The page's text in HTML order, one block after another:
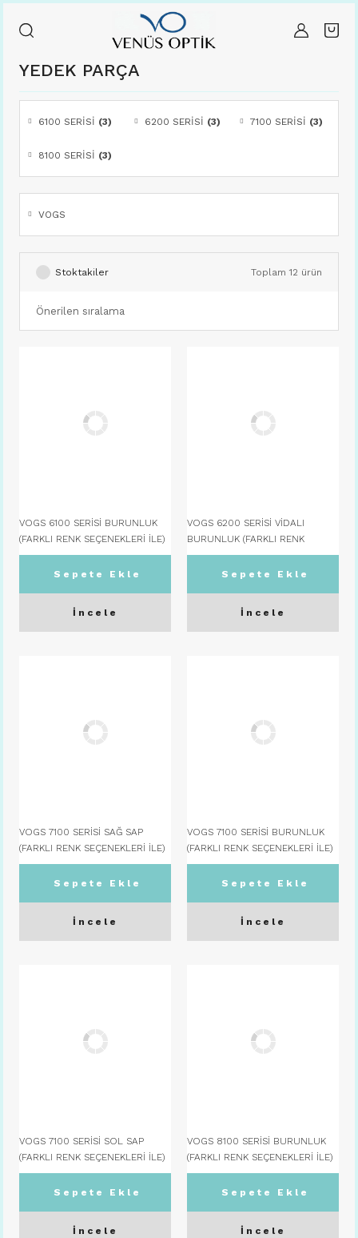
YEDEK PARÇA
6100 SERİSİ (3) 6200 SERİSİ (3) 7100 SERİSİ (3)
8100 SERİSİ (3)
VOGS
Stoktakiler Toplam 12 ürün
VOGS 6100 SERİSİ BURUNLUK
(FARKLI RENK SEÇENEKLERİ İLE)
C11 GÜL KURUSU
Sepete Ekle
İncele
VOGS 6200 SERİSİ VİDALI
BURUNLUK (FARKLI RENK
SEÇENEKLERİ İLE) C11 GÜL
KURUSUSepete Ekle
İncele
VOGS 7100 SERİSİ SAĞ SAP
(FARKLI RENK SEÇENEKLERİ İLE)
C07
Sepete Ekle
İncele
VOGS 7100 SERİSİ BURUNLUK
(FARKLI RENK SEÇENEKLERİ İLE)
C08 TOPRAK
Sepete Ekle
İncele
VOGS 7100 SERİSİ SOL SAP
(FARKLI RENK SEÇENEKLERİ İLE)
C07
Sepete Ekle
İncele
VOGS 8100 SERİSİ BURUNLUK
(FARKLI RENK SEÇENEKLERİ İLE)
C04 SİYAH
Sepete Ekle
İncele